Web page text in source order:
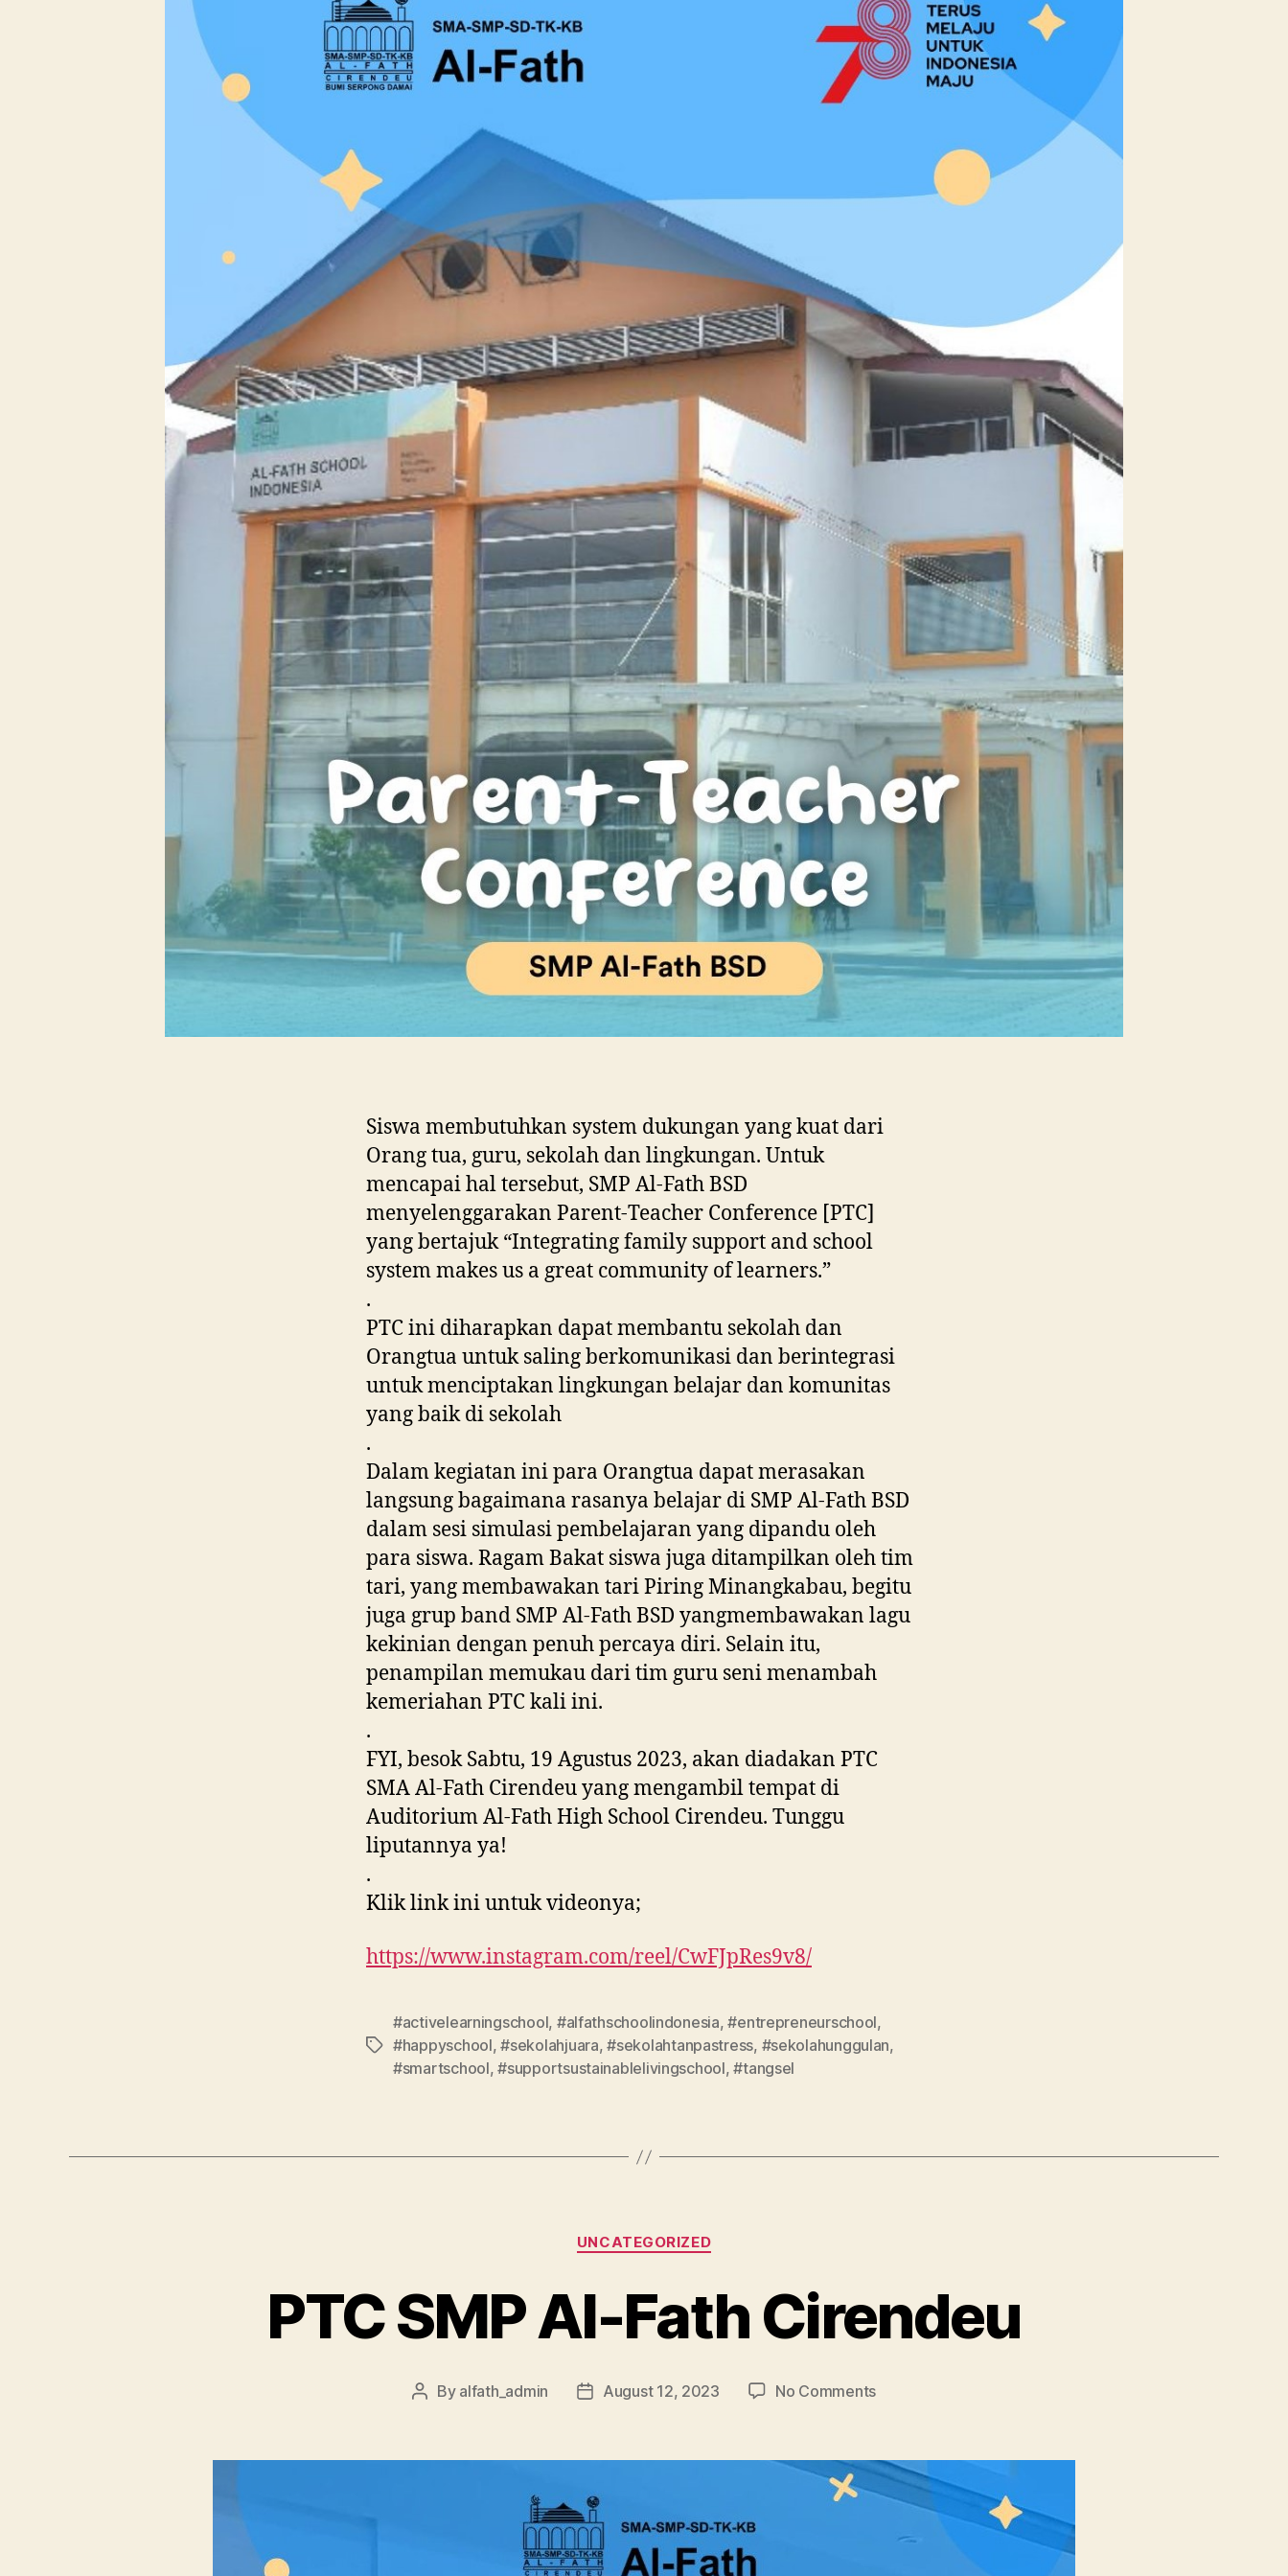
Siswa membutuhkan system dukungan yang kuat dari
Orang tua, guru, sekolah dan lingkungan. Untuk
mencapai hal tersebut, SMP Al-Fath BSD
menyelenggarakan Parent-Teacher Conference [PTC]
yang bertajuk “Integrating family support and school
system makes us a great community of learners.”
.
PTC ini diharapkan dapat membantu sekolah dan
Orangtua untuk saling berkomunikasi dan berintegrasi
untuk menciptakan lingkungan belajar dan komunitas
yang baik di sekolah
.
Dalam kegiatan ini para Orangtua dapat merasakan
langsung bagaimana rasanya belajar di SMP Al-Fath BSD
dalam sesi simulasi pembelajaran yang dipandu oleh
para siswa. Ragam Bakat siswa juga ditampilkan oleh tim
tari, yang membawakan tari Piring Minangkabau, begitu
juga grup band SMP Al-Fath BSD yangmembawakan lagu
kekinian dengan penuh percaya diri. Selain itu,
penampilan memukau dari tim guru seni menambah
kemeriahan PTC kali ini.
.
FYI, besok Sabtu, 19 Agustus 2023, akan diadakan PTC
SMA Al-Fath Cirendeu yang mengambil tempat di
Auditorium Al-Fath High School Cirendeu. Tunggu
liputannya ya!
.
Klik link ini untuk videonya;
https://www.instagram.com/reel/CwFJpRes9v8/
#activelearningschool, #alfathschoolindonesia,#entrepreneurschool,
#happyschool,#sekolahjuara,#sekolahtanpastress, #sekolahunggulan,
#smartschool,#supportsustainablelivingschool,#tangsel
UNCATEGORIZED
PTC SMP Al-Fath Cirendeu
By alfath_admin August 12, 2023 No Comments